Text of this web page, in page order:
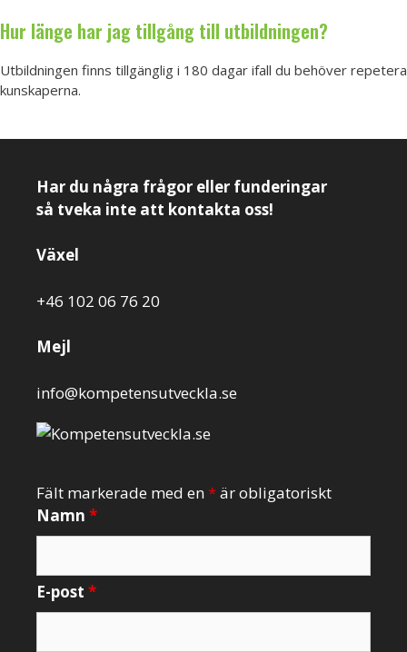
Hur länge har jag tillgång till utbildningen?
Utbildningen finns tillgänglig i 180 dagar ifall du behöver repetera
kunskaperna.
Har du några frågor eller funderingar
så tveka inte att kontakta oss!
Växel
+46 102 06 76 20
Mejl
info@kompetensutveckla.se
Fält markerade med en*är obligatoriskt
Namn *
E-post *